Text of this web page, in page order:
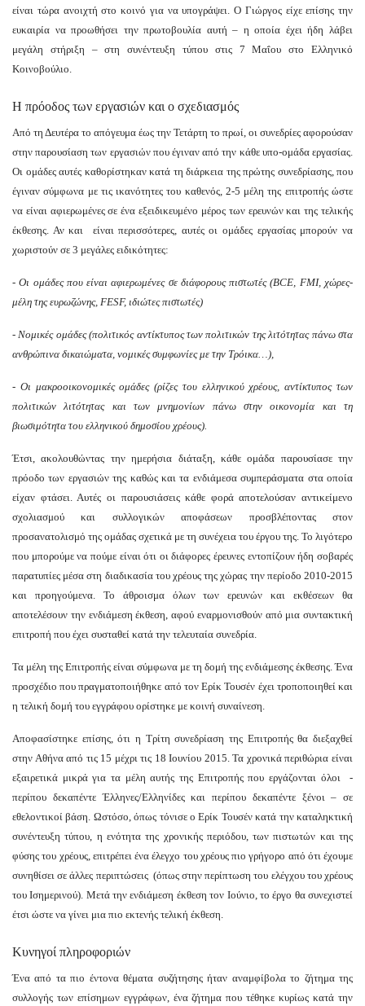
είναι τώρα ανοιχτή στο κοινό για να υπογράψει. Ο Γιώργος είχε επίσης την
ευκαιρία να προωθήσει την πρωτοβουλία αυτή – η οποία έχει ήδη λάβει
μεγάλη στήριξη – στη συνέντευξη τύπου στις 7 Μαΐου στο Ελληνικό
Κοινοβούλιο.
Η πρόοδος των εργασιών και ο σχεδιασμός
Από τη Δευτέρα το απόγευμα έως την Τετάρτη το πρωί, οι συνεδρίες αφορούσαν
στην παρουσίαση των εργασιών που έγιναν από την κάθε υπο-ομάδα εργασίας.
Οι ομάδες αυτές καθορίστηκαν κατά τη διάρκεια της πρώτης συνεδρίασης, που
έγιναν σύμφωνα με τις ικανότητες του καθενός, 2-5 μέλη της επιτροπής ώστε
να είναι αφιερωμένες σε ένα εξειδικευμένο μέρος των ερευνών και της τελικής
έκθεσης. Αν και είναι περισσότερες, αυτές οι ομάδες εργασίας μπορούν να
χωριστούν σε 3 μεγάλες ειδικότητες:
- Οι ομάδες που είναι αφιερωμένες σε διάφορους πιστωτές (BCE, FMI, χώρες-
μέλη της ευρωζώνης, FESF, ιδιώτες πιστωτές)
- Νομικές ομάδες (πολιτικός αντίκτυπος των πολιτικών της λιτότητας πάνω στα
ανθρώπινα δικαιώματα, νομικές συμφωνίες με την Τρόικα…),
- Οι μακροοικονομικές ομάδες (ρίζες του ελληνικού χρέους, αντίκτυπος των
πολιτικών λιτότητας και των μνημονίων πάνω στην οικονομία και τη
βιωσιμότητα του ελληνικού δημοσίου χρέους).
Έτσι, ακολουθώντας την ημερήσια διάταξη, κάθε ομάδα παρουσίασε την
πρόοδο των εργασιών της καθώς και τα ενδιάμεσα συμπεράσματα στα οποία
είχαν φτάσει. Αυτές οι παρουσιάσεις κάθε φορά αποτελούσαν αντικείμενο
σχολιασμού και συλλογικών αποφάσεων προσβλέποντας στον
προσανατολισμό της ομάδας σχετικά με τη συνέχεια του έργου της. Το λιγότερο
που μπορούμε να πούμε είναι ότι οι διάφορες έρευνες εντοπίζουν ήδη σοβαρές
παρατυπίες μέσα στη διαδικασία του χρέους της χώρας την περίοδο 2010-2015
και προηγούμενα. Το άθροισμα όλων των ερευνών και εκθέσεων θα
αποτελέσουν την ενδιάμεση έκθεση, αφού εναρμονισθούν από μια συντακτική
επιτροπή που έχει συσταθεί κατά την τελευταία συνεδρία.
Τα μέλη της Επιτροπής είναι σύμφωνα με τη δομή της ενδιάμεσης έκθεσης. Ένα
προσχέδιο που πραγματοποιήθηκε από τον Ερίκ Τουσέν έχει τροποποιηθεί και
η τελική δομή του εγγράφου ορίστηκε με κοινή συναίνεση.
Αποφασίστηκε επίσης, ότι η Τρίτη συνεδρίαση της Επιτροπής θα διεξαχθεί
στην Αθήνα από τις 15 μέχρι τις 18 Ιουνίου 2015. Τα χρονικά περιθώρια είναι
εξαιρετικά μικρά για τα μέλη αυτής της Επιτροπής που εργάζονται όλοι -
περίπου δεκαπέντε Έλληνες/Ελληνίδες και περίπου δεκαπέντε ξένοι – σε
εθελοντικοί βάση. Ωστόσο, όπως τόνισε ο Ερίκ Τουσέν κατά την καταληκτική
συνέντευξη τύπου, η ενότητα της χρονικής περιόδου, των πιστωτών και της
φύσης του χρέους, επιτρέπει ένα έλεγχο του χρέους πιο γρήγορο από ότι έχουμε
συνηθίσει σε άλλες περιπτώσεις (όπως στην περίπτωση του ελέγχου του χρέους
του Ισημερινού). Μετά την ενδιάμεση έκθεση τον Ιούνιο, το έργο θα συνεχιστεί
έτσι ώστε να γίνει μια πιο εκτενής τελική έκθεση.
Κυνηγοί πληροφοριών
Ένα από τα πιο έντονα θέματα συζήτησης ήταν αναμφίβολα το ζήτημα της
συλλογής των επίσημων εγγράφων, ένα ζήτημα που τέθηκε κυρίως κατά την